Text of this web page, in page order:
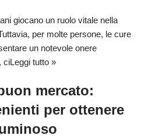
giocano un ruolo vitale nella
per molte persone, le cure
un notevole onere
ciLeggi tutto »
mercato:
per ottenere